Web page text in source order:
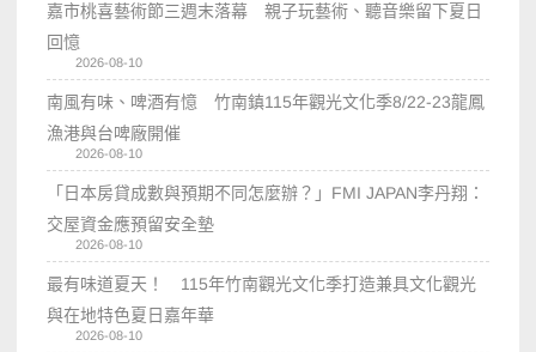
嘉市桃喜藝術節三週末落幕 親子玩藝術、聽音樂留下夏日
回憶
2026-08-10
南風有味、啤酒有憶 竹南鎮115年觀光文化季8/22-23龍鳳
漁港與台啤廠開催
2026-08-10
「日本房貸成數與預期不同怎麼辦？」FMI JAPAN李丹翔：
交屋資金應預留安全墊
2026-08-10
最有味道夏天！ 115年竹南觀光文化季打造兼具文化觀光
與在地特色夏日嘉年華
2026-08-10